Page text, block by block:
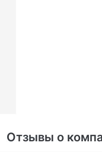
Отзывы о